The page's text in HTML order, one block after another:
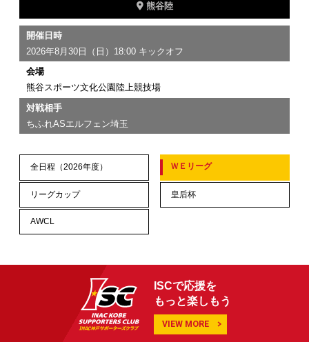
熊谷陸
開催日時
2026年8月30日（日）18:00 キックオフ
会場
熊谷スポーツ文化公園陸上競技場
対戦相手
ちふれASエルフェン埼玉
全日程（2026年度） ＷＥリーグ
リーグカップ 皇后杯
AWCL
ISCで応援を
もっと楽しもう
VIEW MORE